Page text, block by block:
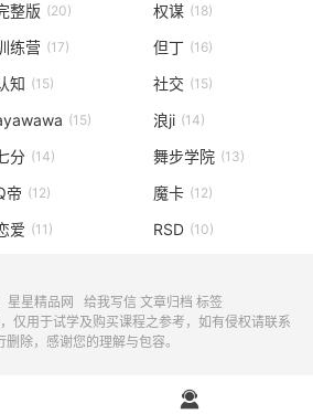
整版 (20) 权谋 (18)
练营 (17) 但丁 (16)
知 (15) 社交 (15)
(15) 浪ji (14)
分 (14) 舞步学院 (13)
帝 (12) 魔卡 (12)
爱 (11) RSD (10)
星星精品网 给我写信 文章归档 标签
仅用于试学及购买课程之参考，如有侵权请联系
删除，感谢您的理解与包容。
